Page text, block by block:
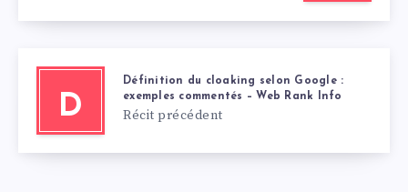
D
Définition du cloaking selon Google :
exemples commentés – Web Rank Info
Récit précédent